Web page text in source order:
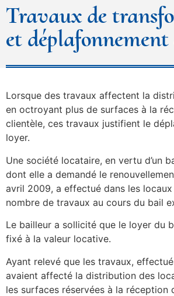
Travaux de
et
Lorsque des travaux affectent la
en octroyant plus de surfaces à la
clientèle, ces travaux justifient le
loyer.
Une société locataire, en vertu d’un
dont elle a demandé le
avril 2009, a effectué dans les
nombre de travaux au cours du bail
Le bailleur a sollicité que le loyer du
fixé à la valeur locative.
Ayant relevé que les travaux,
avaient affecté la distribution des
les surfaces réservées à la réception